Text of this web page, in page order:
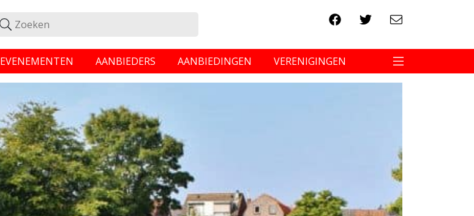
EVENEMENTEN AANBIEDERS AANBIEDINGEN VERENIGINGEN